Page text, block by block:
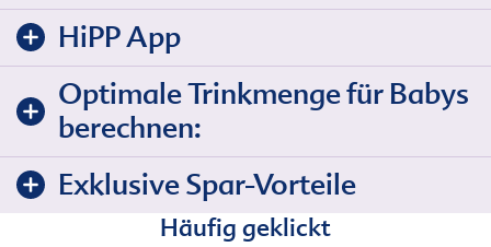
HiPP App
Optimale Trinkmenge für Babys
berechnen:
Exklusive Spar-Vorteile
Häufig geklickt